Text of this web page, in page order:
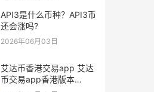
API3是什么币种？API3币
还会涨吗?
2026年06月03日
艾达币香港交易app 艾达
币交易app香港版本